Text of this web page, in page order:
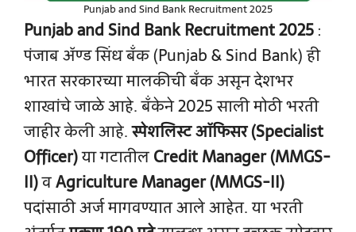
Punjab and Sind Bank Recruitment 2025
Punjab and Sind Bank Recruitment 2025:
पंजाब अ‍ॅण्ड सिंध बँक (Punjab & Sind Bank) ही
भारत सरकारच्या मालकीची बँक असून देशभर
शाखांचे जाळे आहे. बँकेने 2025 साली मोठी भरती
जाहीर केली आहे.स्पेशलिस्ट ऑफिसर (Specialist
Officer)या गटातीलCredit Manager (MMGS-
II)वAgriculture Manager (MMGS-II)
पदांसाठी अर्ज मागवण्यात आले आहेत. या भरती